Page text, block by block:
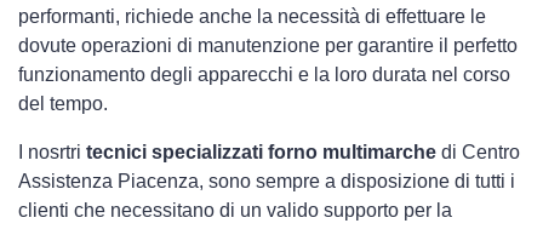
performanti, richiede anche la necessità di effettuare le
dovute operazioni di manutenzione per garantire il perfetto
funzionamento degli apparecchi e la loro durata nel corso
del tempo.
I nosrtri tecnici specializzati forno multimarche di Centro
Assistenza Piacenza, sono sempre a disposizione di tutti i
clienti che necessitano di un valido supporto per la